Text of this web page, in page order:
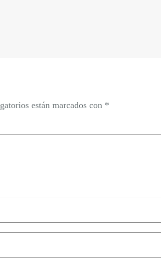
están marcados con *